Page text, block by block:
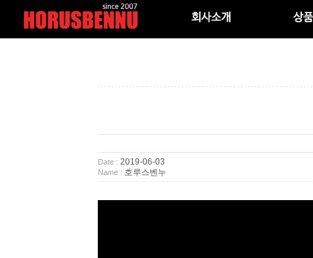
Date : 2019-06-03
Name : 호루스벤누